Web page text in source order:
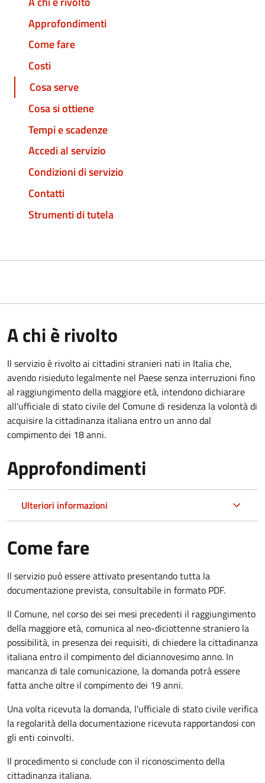
Approfondimenti
Come fare
Costi
Cosa serve
Cosa si ottiene
Tempi e scadenze
Accedi al servizio
Condizioni di servizio
Contatti
Strumenti di tutela
A chi è rivolto
Il servizio è rivolto ai cittadini stranieri nati in Italia che,
avendo risieduto legalmente nel Paese senza interruzioni fino
al raggiungimento della maggiore età, intendono dichiarare
all'ufficiale di stato civile del Comune di residenza la volontà di
acquisire la cittadinanza italiana entro un anno dal
compimento dei 18 anni.
Approfondimenti
Ulteriori informazioni
Come fare
Il servizio può essere attivato presentando tutta la
documentazione prevista, consultabile in formato PDF.
Il Comune, nel corso dei sei mesi precedenti il raggiungimento
della maggiore età, comunica al neo-diciottenne straniero la
possibilità, in presenza dei requisiti, di chiedere la cittadinanza
italiana entro il compimento del diciannovesimo anno. In
mancanza di tale comunicazione, la domanda potrà essere
fatta anche oltre il compimento dei 19 anni.
Una volta ricevuta la domanda, l'ufficiale di stato civile verifica
la regolarità della documentazione ricevuta rapportandosi con
gli enti coinvolti.
Il procedimento si conclude con il riconoscimento della
cittadinanza italiana.